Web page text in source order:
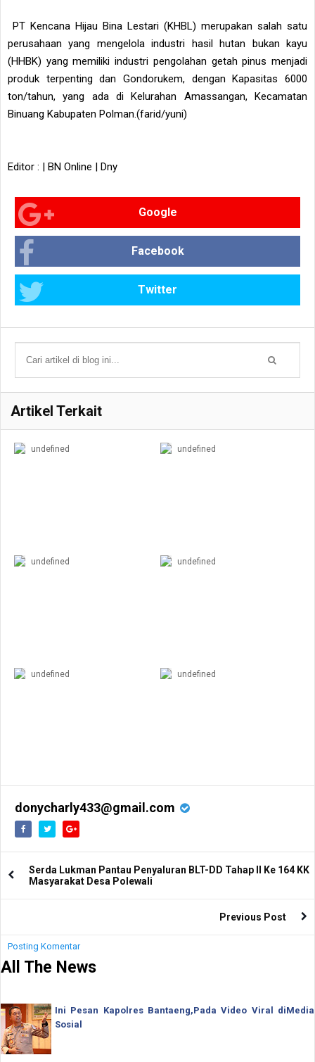
PT Kencana Hijau Bina Lestari (KHBL) merupakan salah satu
perusahaan yang mengelola industri hasil hutan bukan kayu
(HHBK) yang memiliki industri pengolahan getah pinus menjadi
produk terpenting dan Gondorukem, dengan Kapasitas 6000
ton/tahun, yang ada di Kelurahan Amassangan, Kecamatan
Binuang Kabupaten Polman.(farid/yuni)
Editor : | BN Online | Dny
Google
Facebook
Twitter
Artikel Terkait
undefined undefined
undefined undefined
undefined undefined
donycharly433@gmail.com
Serda Lukman Pantau Penyaluran BLT-DD Tahap II Ke 164 KK
Masyarakat Desa Polewali
Previous Post
Posting Komentar
All The News
Ini Pesan Kapolres Bantaeng,Pada Video Viral diMedia
Sosial